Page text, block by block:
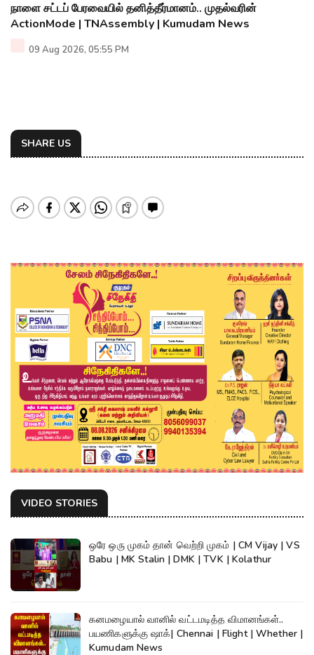
நாளை சட்டப் பேரவையில் தனித்தீர்மானம்.. முதல்வரின்
ActionMode | TNAssembly | Kumudam News
09 Aug 2026, 05:55 PM
SHARE US
VIDEO STORIES
ஒரே ஒரு முகம் தான் வெற்றி முகம் | CM Vijay | VS
Babu | MK Stalin | DMK | TVK | Kolathur
கனமழையால் வானில் வட்டமடித்த விமானங்கள்..
பயணிகளுக்கு ஷாக்| Chennai | Flight | Whether |
Kumudam News